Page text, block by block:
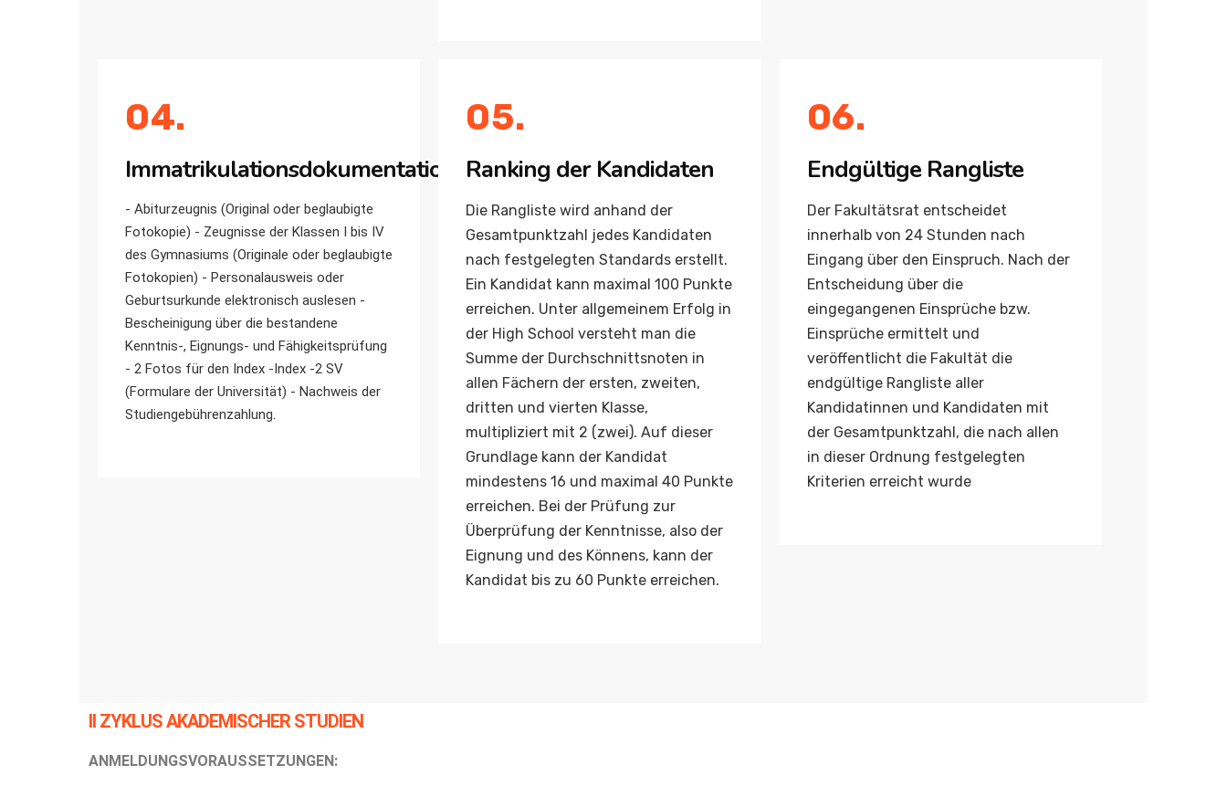
04.
Immatrikulationsdokumentation
- Abiturzeugnis (Original oder beglaubigte
Fotokopie) - Zeugnisse der Klassen I bis IV
des Gymnasiums (Originale oder beglaubigte
Fotokopien) - Personalausweis oder
Geburtsurkunde elektronisch auslesen -
Bescheinigung über die bestandene
Kenntnis-, Eignungs- und Fähigkeitsprüfung
- 2 Fotos für den Index -Index -2 SV
(Formulare der Universität) - Nachweis der
Studiengebührenzahlung.
05.
Ranking der Kandidaten
Die Rangliste wird anhand der
Gesamtpunktzahl jedes Kandidaten
nach festgelegten Standards erstellt.
Ein Kandidat kann maximal 100 Punkte
erreichen. Unter allgemeinem Erfolg in
der High School versteht man die
Summe der Durchschnittsnoten in
allen Fächern der ersten, zweiten,
dritten und vierten Klasse,
multipliziert mit 2 (zwei). Auf dieser
Grundlage kann der Kandidat
mindestens 16 und maximal 40 Punkte
erreichen. Bei der Prüfung zur
Überprüfung der Kenntnisse, also der
Eignung und des Könnens, kann der
Kandidat bis zu 60 Punkte erreichen.
06.
Endgültige Rangliste
Der Fakultätsrat entscheidet
innerhalb von 24 Stunden nach
Eingang über den Einspruch. Nach der
Entscheidung über die
eingegangenen Einsprüche bzw.
Einsprüche ermittelt und
veröffentlicht die Fakultät die
endgültige Rangliste aller
Kandidatinnen und Kandidaten mit
der Gesamtpunktzahl, die nach allen
in dieser Ordnung festgelegten
Kriterien erreicht wurde
II ZYKLUS AKADEMISCHER STUDIEN
ANMELDUNGSVORAUSSETZUNGEN: